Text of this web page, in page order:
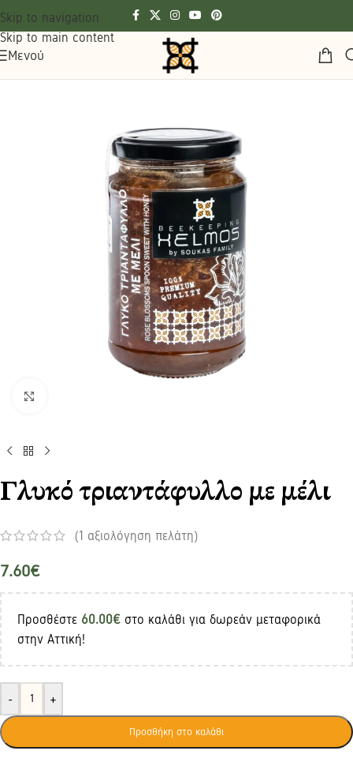
Skip to navigation
Skip to main content
Μενού
Γλυκό τριαντάφυλλο με μέλι
(1 αξιολόγηση πελάτη)
7.60€
Προσθέστε 60.00€ στο καλάθι για δωρεάν μεταφορικά
στην Αττική!
- +
Προσθήκη στο καλάθι